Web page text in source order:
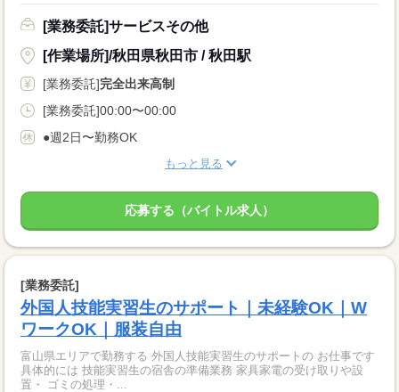
[業務委託]サービスその他
[作業場所]/秋田県秋田市 / 秋田駅
[業務委託]完全出来高制
[業務委託]00:00〜00:00
●週2日〜勤務OK
もっと見る
応募する（バイトル求人）
[業務委託]
外国人技能実習生のサポート｜未経験OK｜W
ワークOK｜服装自由
富山県エリアで勤務する 外国人技能実習生のサポートの お仕事です
具体的には 技能実習生の宿舎の準備業務 家具家電の受け取りや設
置・ ゴミの処理・...